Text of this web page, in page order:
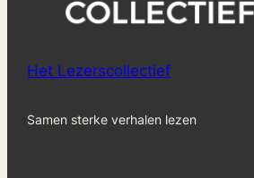
Het Lezerscollectief
Samen sterke verhalen lezen